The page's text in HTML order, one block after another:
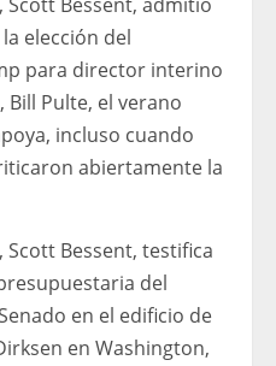
elección del
para director interino
Bill Pulte, el verano
incluso cuando
abiertamente la
Bessent, testifica
del
en el edificio de
en Washington,